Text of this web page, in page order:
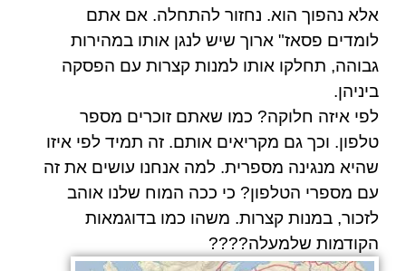
אלא נהפוך הוא. נחזור להתחלה. אם אתם
לומדים פסאז" ארוך שיש לנגן אותו במהירות
גבוהה, תחלקו אותו למנות קצרות עם הפסקה
ביניהן.
לפי איזה חלוקה? כמו שאתם זוכרים מספר
טלפון. וכך גם מקריאים אותם. זה תמיד לפי איזו
שהיא מנגינה מספרית. למה אנחנו עושים את זה
עם מספרי הטלפון? כי ככה המוח שלנו אוהב
לזכור, במנות קצרות. משהו כמו בדוגמאות
הקודמות שלמעלה????